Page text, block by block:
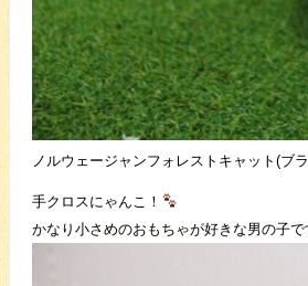
ノルウェージャンフォレストキャット(
手クロスにゃんこ！
かなり小さめのおもちゃが好きな男の子で